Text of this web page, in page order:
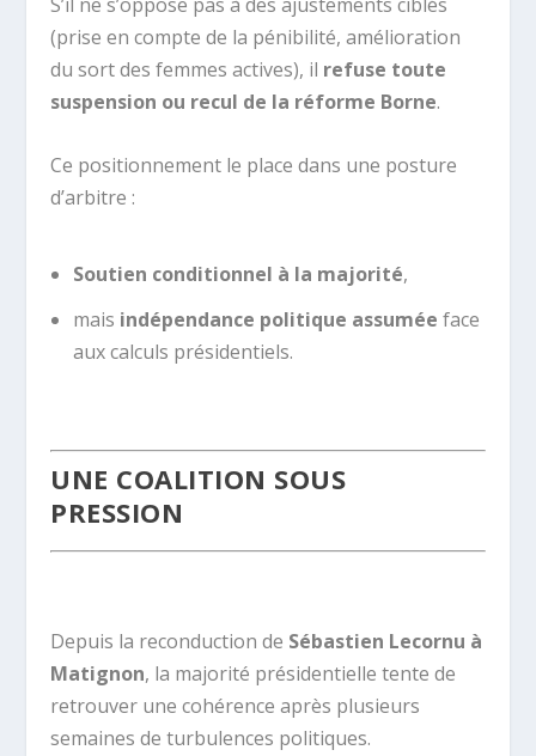
(prise en compte de la pénibilité, amélioration
du sort des femmes actives), il refuse toute
suspension ou recul de la réforme Borne.
Ce positionnement le place dans une posture
d’arbitre :
Soutien conditionnel à la majorité,
mais indépendance politique assumée face
aux calculs présidentiels.
UNE COALITION SOUS
PRESSION
Depuis la reconduction de Sébastien Lecornu à
Matignon, la majorité présidentielle tente de
retrouver une cohérence après plusieurs
semaines de turbulences politiques.